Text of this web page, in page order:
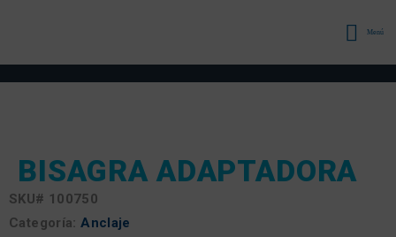
Menú
BISAGRA ADAPTADORA
SKU# 100750
Categoría:Anclaje